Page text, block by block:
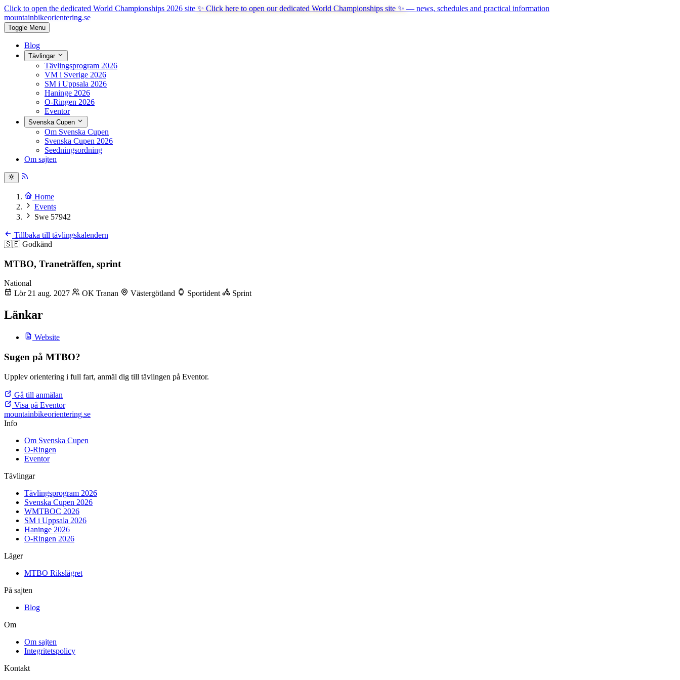
Click to open the dedicated World Championships 2026 site ✨ Click here to open our dedicated World Championships site ✨ — news, schedules and practical information
mountainbikeorientering.se
Toggle Menu
Blog
Tävlingar
Tävlingsprogram 2026
VM i Sverige 2026
SM i Uppsala 2026
Haninge 2026
O-Ringen 2026
Eventor
Svenska Cupen
Om Svenska Cupen
Svenska Cupen 2026
Seedningsordning
Om sajten
Home
Events
Swe 57942
Tillbaka till tävlingskalendern
🇸🇪 Godkänd
MTBO, Traneträffen, sprint
National
Lör 21 aug. 2027
OK Tranan Västergötland Sportident Sprint
Länkar
Website
Sugen på MTBO?
Upplev orientering i full fart, anmäl dig till tävlingen på Eventor.
Gå till anmälan
Visa på Eventor
mountainbikeorientering.se
Info
Om Svenska Cupen
O-Ringen
Eventor
Tävlingar
Tävlingsprogram 2026
Svenska Cupen 2026
WMTBOC 2026
SM i Uppsala 2026
Haninge 2026
O-Ringen 2026
Läger
MTBO Rikslägret
På sajten
Blog
Om
Om sajten
Integritetspolicy
Kontakt